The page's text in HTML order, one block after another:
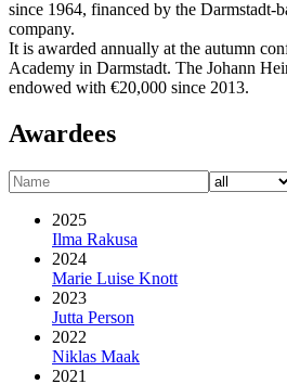
since 1964, financed by the Darmstadt-
company.
It is awarded annually at the autumn
Academy in Darmstadt. The Johann
endowed with €20,000 since 2013.
Awardees
2025
Ilma Rakusa
2024
Marie Luise Knott
2023
Jutta Person
2022
Niklas Maak
2021